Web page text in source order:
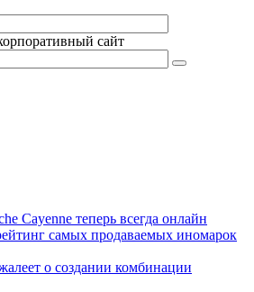
сайт
Cayenne теперь всегда онлайн
самых продаваемых иномарок
о создании комбинации